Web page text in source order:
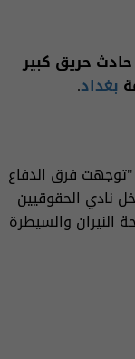
حادث حريق كبير
بغداد.
"توجهت فرق الدفاع
نادي الحقوقيين
النيران والسيطرة